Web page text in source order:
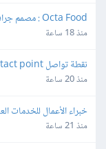
Octa Food : مصمم جرافيك ومونتير فيديو
منذ 18 ساعة
نقطة تواصل Contact point : مسوّق هاتفي Telesales
منذ 20 ساعة
خبراء الأعمال للخدمات
منذ 21 ساعة